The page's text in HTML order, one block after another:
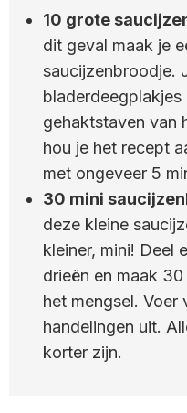
10 grote
dit geval maak je
saucijzenbroodje.
bladerdeegplakjes
gehaktstaven van
hou je het recept
met ongeveer 5
30 mini
deze kleine
kleiner, mini! Deel
drieën en maak
het mengsel. Voer
handelingen uit.
korter zijn.